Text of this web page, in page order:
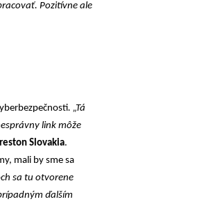
Pozitívne ale
. „Tá
link môže
Slovakia.
mali by sme sa
sa tu otvorene
ďalším